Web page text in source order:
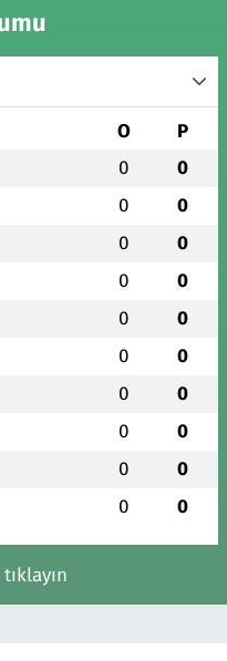
O P
0 0
0 0
0 0
0 0
0 0
0 0
0 0
0 0
0 0
0 0